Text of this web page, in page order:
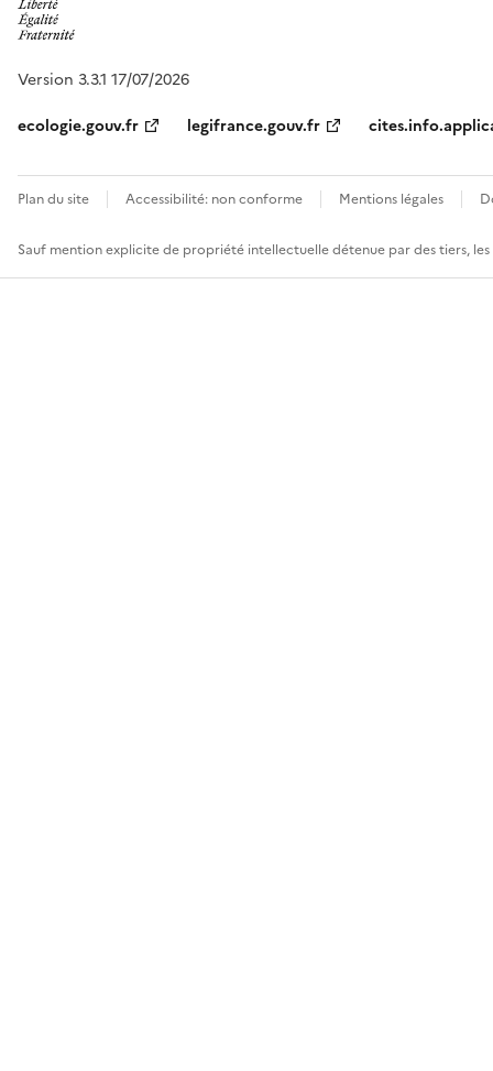
Version 3.3.1 17/07/2026
ecologie.gouv.fr
legifrance.gouv.fr
Plan du site Accessibilité: non conforme Mentions légales
Sauf mention explicite de propriété intellectuelle détenue par des tiers,